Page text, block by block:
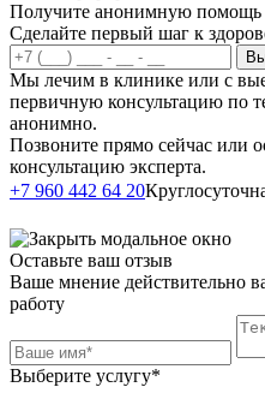
Получите анонимную помощь
Сделайте первый шаг к
Мы лечим в клинике или с
первичную консультацию по
анонимно.
Позвоните прямо сейчас или
консультацию эксперта.
+7 960 442 64 20
Оставьте ваш отзыв
Ваше мнение действительно
работу
Выберите услугу*